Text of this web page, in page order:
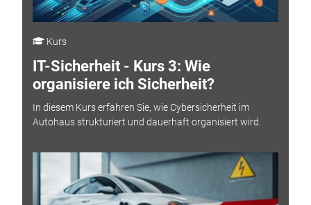
Kurs
IT-Sicherheit - Kurs 3: Wie
organisiere ich Sicherheit?
In diesem Kurs erfahren Sie, wie Cybersicherheit im
Autohaus strukturiert und dauerhaft organisiert wird.